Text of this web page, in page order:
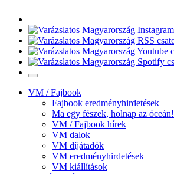
VM / Fajbook
Fajbook eredményhirdetések
Ma egy fészek, holnap az óceán!
VM / Fajbook hírek
VM dalok
VM díjátadók
VM eredményhirdetések
VM kiállítások